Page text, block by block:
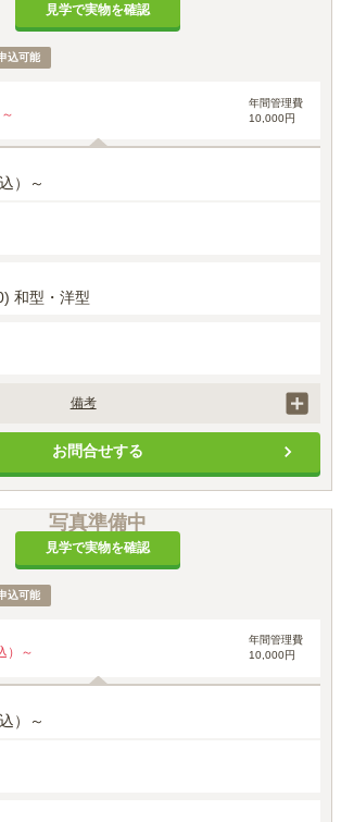
見学で実物を確認
込可能
年間管理費
10,000円
）～
和型・洋型
備考
本彫刻料（家名・家紋等）が含まれます。
お問合せする
写真準備中
見学で実物を確認
込可能
）～
年間管理費
10,000円
）～